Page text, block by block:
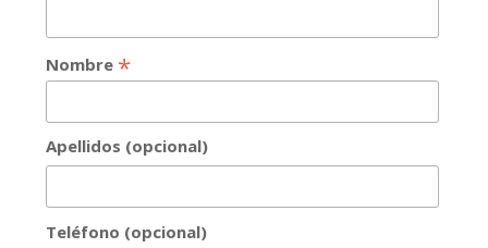
Nombre *
Apellidos (opcional)
Teléfono (opcional)